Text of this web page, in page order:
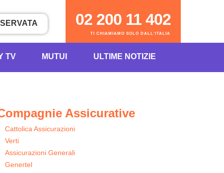
TI CHIAMIAMO SOLO DALL'ITALIA
02 200 11 402
TV MUTUI ULTIME NOTIZIE
Assicurative
Cattolica Assicurazioni
Verti
Assicurazioni Generali
Genertel